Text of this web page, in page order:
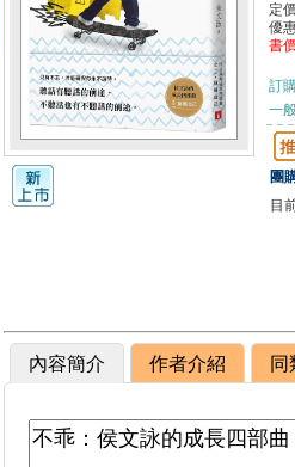
定
優
書
訂
一
團
目
內容簡介 作者介紹 同